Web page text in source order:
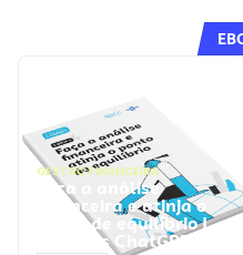
GESTÃO FINANCEIRA
Faça a análise
financeira e atinja o
ponto de equilíbrio |
Prompts ChatGPT